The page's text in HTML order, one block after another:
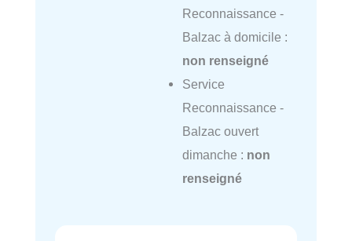
Reconnaissance -
Balzac à domicile :
non renseigné
Service
Reconnaissance -
Balzac ouvert
dimanche : non
renseigné